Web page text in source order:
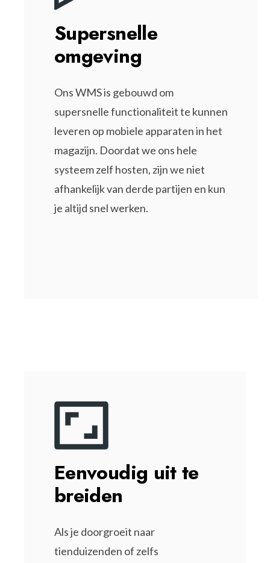
Supersnelle
omgeving
Ons WMS is gebouwd om
supersnelle functionaliteit te kunnen
leveren op mobiele apparaten in het
magazijn. Doordat we ons hele
systeem zelf hosten, zijn we niet
afhankelijk van derde partijen en kun
je altijd snel werken.
Eenvoudig uit te
breiden
Als je doorgroeit naar
tienduizenden of zelfs